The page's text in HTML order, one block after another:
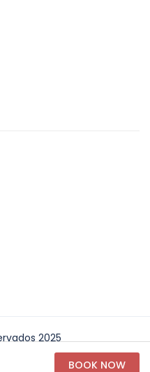
BOOK NOW
2025